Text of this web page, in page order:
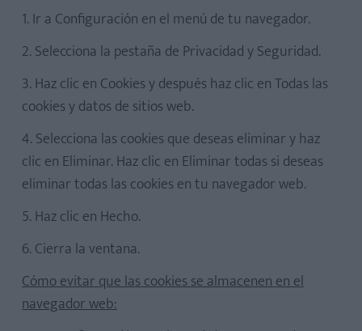
1. Ir a Configuración en el menú de tu navegador.
2. Selecciona la pestaña de Privacidad y Seguridad.
3. Haz clic en Cookies y después haz clic en Todas las
cookies y datos de sitios web.
4. Selecciona las cookies que deseas eliminar y haz
clic en Eliminar. Haz clic en Eliminar todas si deseas
eliminar todas las cookies en tu navegador web.
5. Haz clic en Hecho.
6. Cierra la ventana.
Cómo evitar que las cookies se almacenen en el
navegador web: